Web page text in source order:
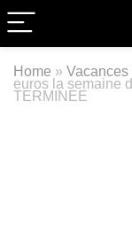
Home » Vacances
euros la semaine
TERMINEE